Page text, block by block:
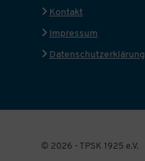
Kontakt
Impressum
Datenschutzerklärung
© 2026 - TPSK 1925 e.V.